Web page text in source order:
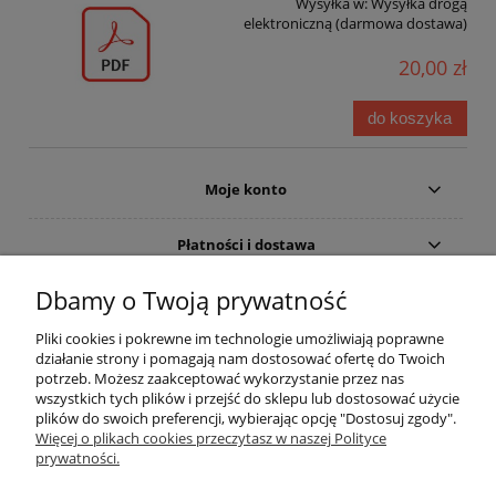
elektroniczną (darmowa dostawa)
20,00 zł
do koszyka
Moje konto
Płatności i dostawa
Informacje
Pomoc
O nas
Dbamy o Twoją prywatność
Pliki cookies i pokrewne im technologie umożliwiają poprawne
działanie strony i pomagają nam dostosować ofertę do Twoich
potrzeb. Możesz zaakceptować wykorzystanie przez nas
wszystkich tych plików i przejść do sklepu lub dostosować użycie
plików do swoich preferencji, wybierając opcję "Dostosuj zgody".
Więcej o plikach cookies przeczytasz w naszej Polityce
prywatności.